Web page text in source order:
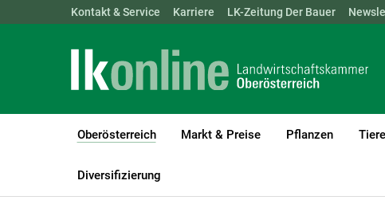
Landwirtschaftskammern: ÖSTERREICH BGLD KTN NÖ
Kontakt & Service Karriere LK-Zeitung Der Bauer
Oberösterreich
(current)1
Markt & Preise Pflanzen Tiere
Diversifizierung
LK Oberösterreich Oberösterreich